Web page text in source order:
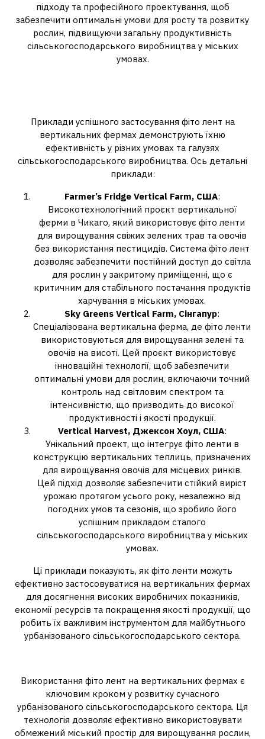
підходу та професійного проектування, щоб
забезпечити оптимальні умови для росту та розвитку
рослин, підвищуючи загальну продуктивність
сільськогосподарського виробництва у міських
умовах.
Приклади успішного застосування фіто лент на
вертикальних фермах демонструють їхню
ефективність у різних умовах та галузях
сільськогосподарського виробництва. Ось детальні
приклади:
Farmer’s Fridge Vertical Farm, США:
Високотехнологічний проєкт вертикальної
ферми в Чикаго, який використовує фіто ленти
для вирощування свіжих зелених трав та овочів
без використання пестицидів. Система фіто лент
дозволяє забезпечити постійний доступ до світла
для рослин у закритому приміщенні, що є
критичним для стабільного постачання продуктів
харчування в міських умовах.
Sky Greens Vertical Farm, Сінгапур:
Спеціалізована вертикальна ферма, де фіто ленти
використовуються для вирощування зелені та
овочів на висоті. Цей проєкт використовує
інноваційні технології, щоб забезпечити
оптимальні умови для рослин, включаючи точний
контроль над світловим спектром та
інтенсивністю, що призводить до високої
продуктивності і якості продукції.
Vertical Harvest, Джексон Хоул, США:
Унікальний проект, що інтегрує фіто ленти в
конструкцію вертикальних теплиць, призначених
для вирощування овочів для місцевих ринків.
Цей підхід дозволяє забезпечити стійкий виріст
урожаю протягом усього року, незалежно від
погодних умов та сезонів, що зробило його
успішним прикладом сталого
сільськогосподарського виробництва у міських
умовах.
Ці приклади показують, як фіто ленти можуть
ефективно застосовуватися на вертикальних фермах
для досягнення високих виробничих показників,
економії ресурсів та покращення якості продукції, що
робить їх важливим інструментом для майбутнього
урбанізованого сільськогосподарського сектора.
Використання фіто лент на вертикальних фермах є
ключовим кроком у розвитку сучасного
урбанізованого сільськогосподарського сектора. Ця
технологія дозволяє ефективно використовувати
обмежений міський простір для вирощування рослин,